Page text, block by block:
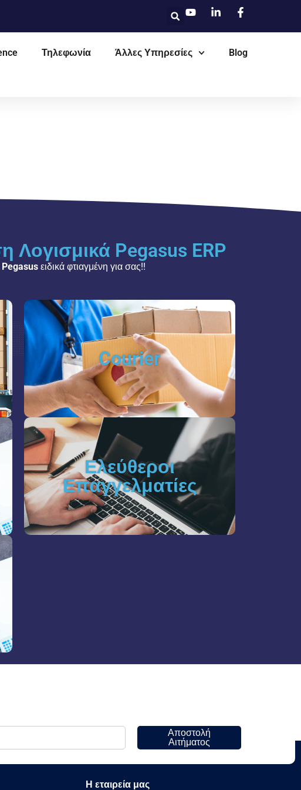
Τηλεφωνία Άλλες Υπηρεσίες Blog
Λογισμικά Pegasus ERP
Pegasusειδικά φτιαγμένη για σας!!
Courier
Ελεύθεροι
Επαγγελματίες
Αποστολή
Αιτήματος
Η εταιρεία μας